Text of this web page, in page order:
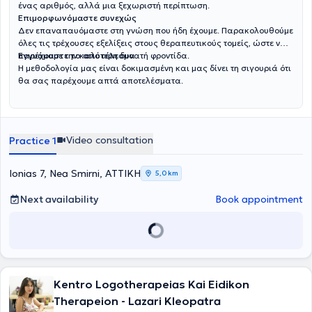
ένας αριθμός, αλλά μια ξεχωριστή περίπτωση.
Επιμορφωνόμαστε συνεχώς
Δεν επαναπαυόμαστε στη γνώση που ήδη έχουμε. Παρακολουθούμε
όλες τις τρέχουσες εξελίξεις στους θεραπευτικούς τομείς, ώστε να
παρέχουμε την καλύτερη δυνατή φροντίδα.
Εγγυόμαστε το αποτέλεσμα
Η μεθοδολογία μας είναι δοκιμασμένη και μας δίνει τη σιγουριά ότι
θα σας παρέχουμε απτά αποτελέσματα.
Practice 1 Video consultation
Ionias 7, Nea Smirni, ΑΤΤΙΚΗ 5,0 km
Next availability Book appointment
Kentro Logotherapeias Kai Eidikon
Therapeion - Lazari Kleopatra